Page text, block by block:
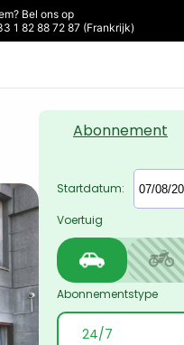
Bel ons op
1 82 88 72 87 (Frankrijk)
Abonnement
Startdatum:
Voertuig
Abonnementstype